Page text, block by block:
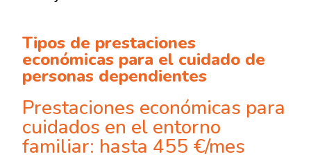
Tipos de prestaciones
económicas para el cuidado de
personas dependientes
Prestaciones económicas para
cuidados en el entorno
familiar: hasta 455 €/mes